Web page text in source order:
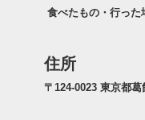
食べたもの・行った
住所
〒124-0023 東京都